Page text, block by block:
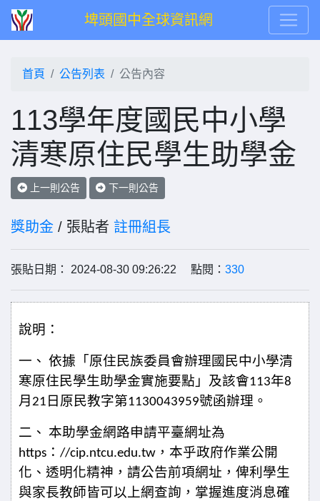
埤頭國中全球資訊網
首頁 公告列表 公告內容
113學年度國民中小學
清寒原住民學生助學金
上一則公告 下一則公告
獎助金 / 張貼者 註冊組長
張貼日期： 2024-08-30 09:26:22 點閱： 330
說明：
一、 依據「原住民族委員會辦理國民中小學清
寒原住民學生助學金實施要點」及該會113年8
月21 日原民教字第1130043959號函辦理。
二、 本助學金網路申請平臺網址為
https ： //cip.ntcu.edu.tw ，本乎政府作業公開
化、透明化精神，請公告前項網址，俾利學生
與家長教師皆可以上網查詢，掌握進度消息確